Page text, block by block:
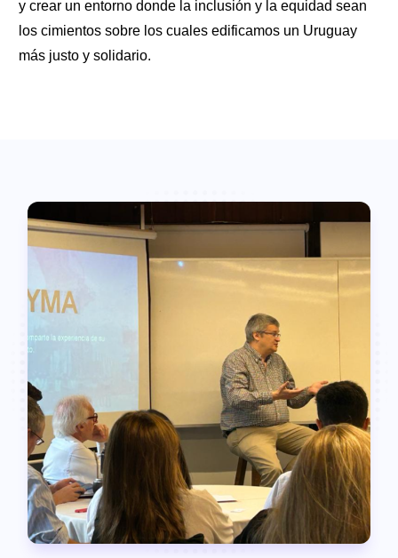
y crear un entorno donde la inclusión y la equidad sean
los cimientos sobre los cuales edificamos un Uruguay
más justo y solidario.